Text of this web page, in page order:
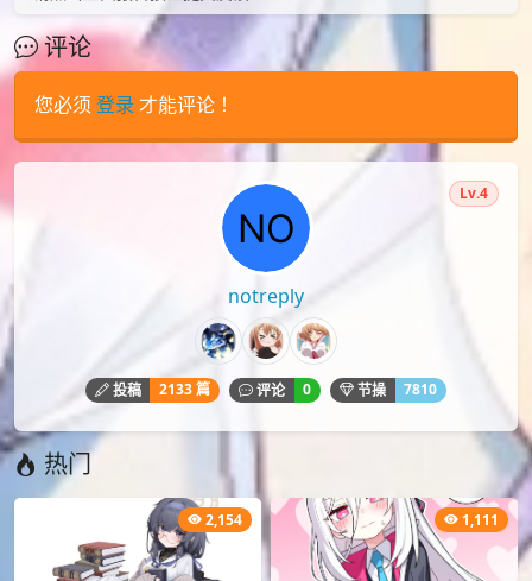
您必须登录才能评论！
notreply
Lv.4
投稿 2133 篇 评论 0
热门